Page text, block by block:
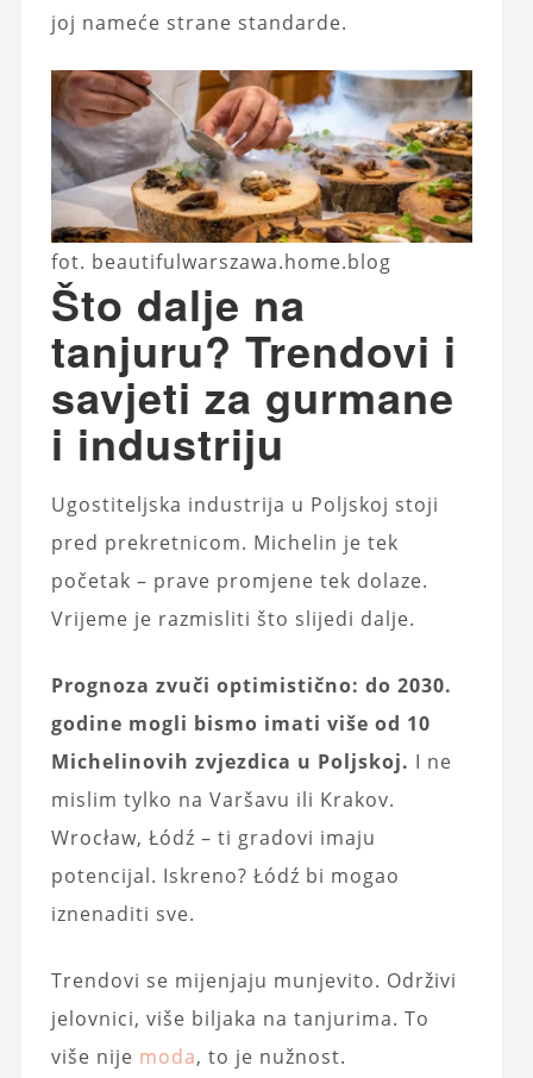
joj nameće strane standarde.
fot. beautifulwarszawa.home.blog
Što dalje na
tanjuru? Trendovi i
savjeti za gurmane
i industriju
Ugostiteljska industrija u Poljskoj stoji
pred prekretnicom. Michelin je tek
početak – prave promjene tek dolaze.
Vrijeme je razmisliti što slijedi dalje.
Prognoza zvuči optimistično: do 2030.
godine mogli bismo imati više od 10
Michelinovih zvjezdica u Poljskoj. I ne
mislim tylko na Varšavu ili Krakov.
Wrocław, Łódź – ti gradovi imaju
potencijal. Iskreno? Łódź bi mogao
iznenaditi sve.
Trendovi se mijenjaju munjevito. Održivi
jelovnici, više biljaka na tanjurima. To
više nije moda, to je nužnost.